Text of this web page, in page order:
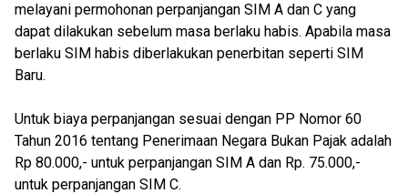
melayani permohonan perpanjangan SIM A dan C yang
dapat dilakukan sebelum masa berlaku habis. Apabila masa
berlaku SIM habis diberlakukan penerbitan seperti SIM
Baru.
Untuk biaya perpanjangan sesuai dengan PP Nomor 60
Tahun 2016 tentang Penerimaan Negara Bukan Pajak adalah
Rp 80.000,- untuk perpanjangan SIM A dan Rp. 75.000,-
untuk perpanjangan SIM C.